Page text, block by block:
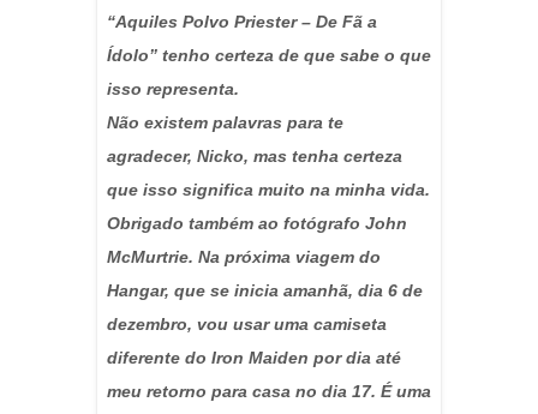
“Aquiles Polvo Priester – De Fã a
Ídolo” tenho certeza de que sabe o que
isso representa.
Não existem palavras para te
agradecer, Nicko, mas tenha certeza
que isso significa muito na minha vida.
Obrigado também ao fotógrafo John
McMurtrie. Na próxima viagem do
Hangar, que se inicia amanhã, dia 6 de
dezembro, vou usar uma camiseta
diferente do Iron Maiden por dia até
meu retorno para casa no dia 17. É uma